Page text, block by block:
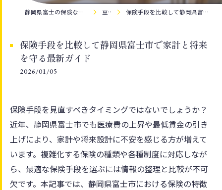
静岡県富士の保険なら株式会社望月塗装工業所 豆知識 保険手段を比較して静岡県富士市で家計と将来を守る最新ガイド
保険手段を比較して静岡県富士市で家計と将来
を守る最新ガイド
2026/01/05
保険手段を見直すべきタイミングではないでしょうか？
近年、静岡県富士市でも医療費の上昇や最低賃金の引き
上げにより、家計や将来設計に不安を感じる方が増えて
います。複雑化する保険の種類や各種制度に対応しなが
ら、最適な保険手段を選ぶには情報の整理と比較が不可
欠です。本記事では、静岡県富士市における保険の特徴